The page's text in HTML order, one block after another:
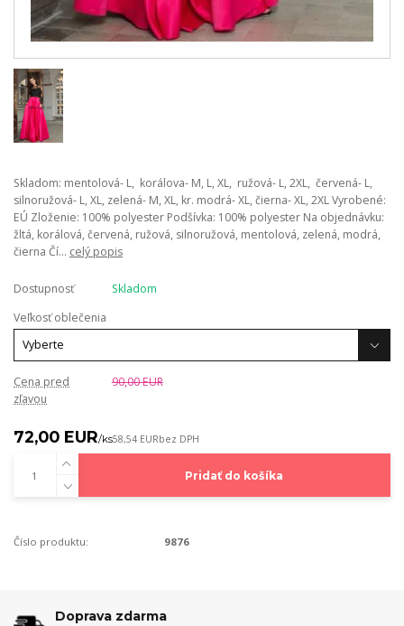
Skladom: mentolová- L, korálova- M, L, XL, ružová- L, 2XL, červená- L,
silnoružová- L, XL, zelená- M, XL, kr. modrá- XL, čierna- XL, 2XL Vyrobené:
EÚ Zloženie: 100% polyester Podšívka: 100% polyester Na objednávku:
žltá, korálová, červená, ružová, silnoružová, mentolová, zelená, modrá,
čierna Čí... celý popis
Dostupnosť
Skladom
Veľkosť oblečenia
Cena pred
zľavou
90,00 EUR
72,00 EUR/ks58,54 EURbez DPH
Pridať do košíka
Číslo produktu: 9876
Doprava zdarma